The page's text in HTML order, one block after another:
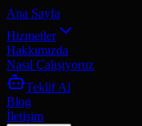
Ana Sayfa
Hizmetler
Hakkımızda
Nasıl Çalışıyoruz
Teklif Al
Blog
İletişim